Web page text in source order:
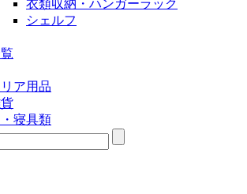
衣類収納・ハンガーラック
シェルフ
ア用品
寝具類